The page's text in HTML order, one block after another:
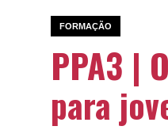
FORMAÇÃO
PPA3 |
para